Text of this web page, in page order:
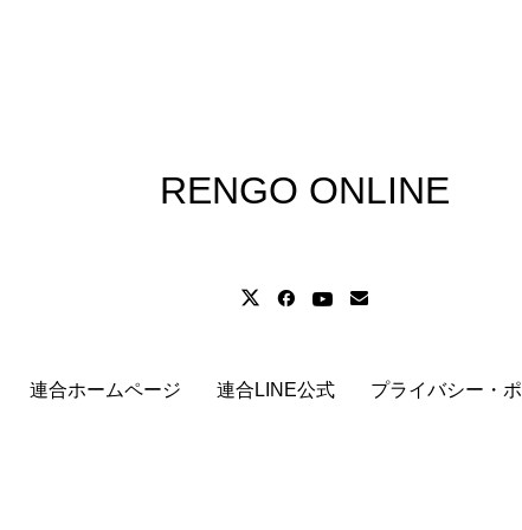
RENGO ONLINE
連合ホームページ 連合LINE公式 プライバシー・